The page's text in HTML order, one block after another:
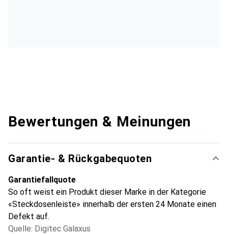
Bewertungen & Meinungen
Garantie- & Rückgabequoten
Garantiefallquote
So oft weist ein Produkt dieser Marke in der Kategorie
«Steckdosenleiste» innerhalb der ersten 24 Monate einen
Defekt auf.
Quelle: Digitec Galaxus